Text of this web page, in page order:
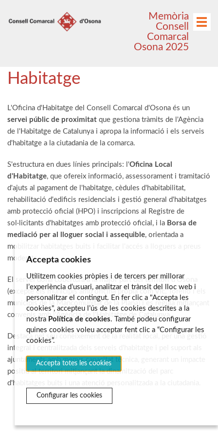
Menú
Memòria
Consell
Comarcal
Osona 2025
Habitatge
L'Oficina d'Habitatge del Consell Comarcal d'Osona és un
servei públic de proximitat que gestiona tràmits de l'Agència
de l'Habitatge de Catalunya i apropa la informació i els serveis
d'habitatge a la ciutadania de la comarca.
S'estructura en dues línies principals: l'Oficina Local
d'Habitatge, que ofereix informació, assessorament i tramitació
d'ajuts al pagament de l'habitatge, cèdules d'habitabilitat,
rehabilitació d'edificis residencials i gestió general d'habitatges
amb protecció oficial (HPO) i inscripcions al Registre de
sol·licitants d'habitatges amb protecció oficial, i la Borsa de
mediació per al lloguer social i assequible, orientada a
mobilitzar habitatges buits i facilitar l'accés a lloguers a preus
moderats.
El servei dona cobertura a la major part del territori d'Osona
(excepte els municipis amb oficina pròpia com Vic, Torelló i els
municipis de la Mancomunitat de la Plana) i es regula mitjançant
convenis amb l'Agència de l'Habitatge de Catalunya.
Destaca pel seu coneixement de la realitat local, per una gestió
integral i centralitzada dels serveis d'habitatge i pel suport als
ajuntaments amb menys capacitat tècnica, generant un impacte
positiu al territori mitjançant la dinamització del parc
d'habitatges buits i una atenció personalitzada a la ciutadania.
Accepta cookies
Utilitzem cookies pròpies i de tercers per millorar
l’experiència d’usuari, analitzar el trànsit del lloc web i
personalitzar el contingut. En fer clic a "Accepta les
cookies", accepteu l’ús de les cookies descrites a la
nostra Política de cookies. També podeu configurar
quines cookies voleu acceptar fent clic a “Configurar les
cookies”.
Accepta totes les cookies
Configurar les cookies